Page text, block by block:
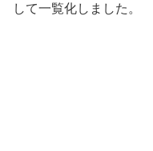
して一覧化しました。